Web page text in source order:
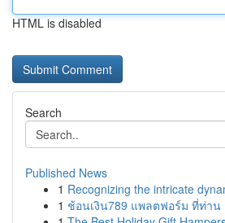
HTML is disabled
Search
Published News
1 Recognizing the intricate
1 ช้อนเงิน789 แพลตฟอร์ม ที่ท่าน